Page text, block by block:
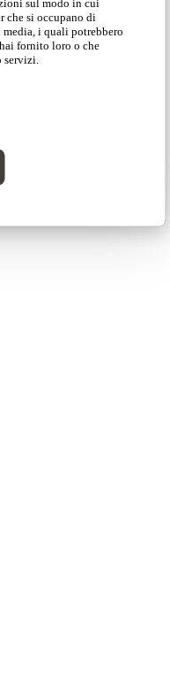
sul modo in cui
che si occupano di
i quali potrebbero
fornito loro o che